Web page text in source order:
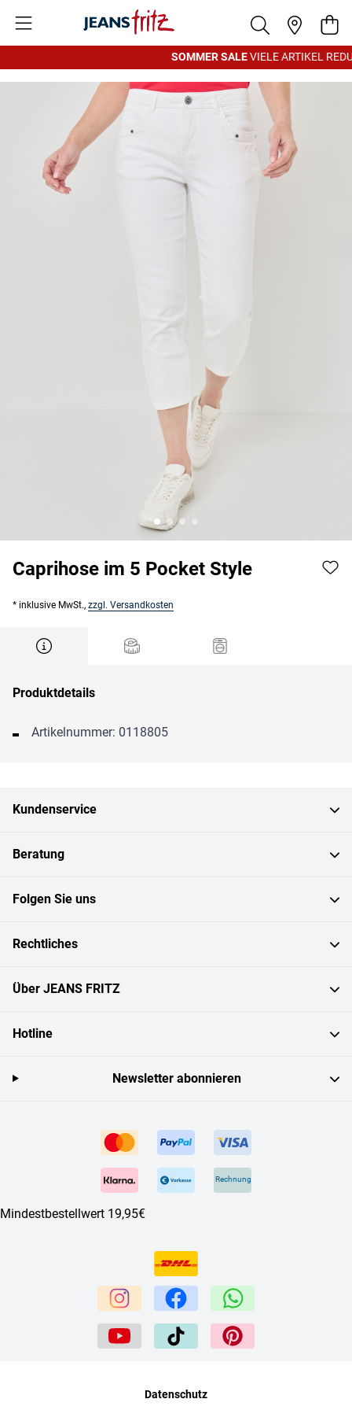
SOMMER SALEVIELE ARTIKEL
Caprihose im 5 Pocket Style
* inklusive MwSt., zzgl. Versandkosten
Produktdetails
Artikelnummer: 0118805
Kundenservice
Beratung
Folgen Sie uns
Rechtliches
Über JEANS FRITZ
Hotline
Rechnung
Mindestbestellwert 19,95€
Newsletter abonnieren
Datenschutz